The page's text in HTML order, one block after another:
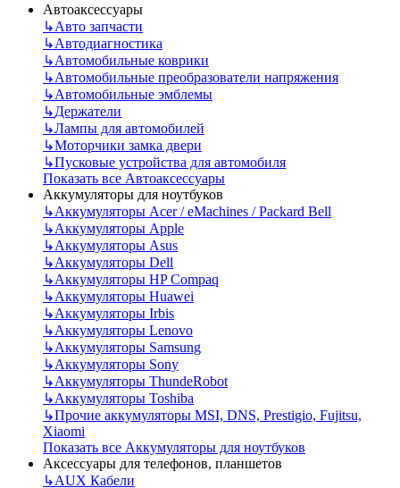
Автоаксессуары
↳Авто запчасти
↳Автодиагностика
↳Автомобильные коврики
↳Автомобильные преобразователи напряжения
↳Автомобильные эмблемы
↳Держатели
↳Лампы для автомобилей
↳Моторчики замка двери
↳Пусковые устройства для автомобиля
Показать все Автоаксессуары
Аккумуляторы для ноутбуков
↳Аккумуляторы Acer / eMachines / Packard Bell
↳Аккумуляторы Apple
↳Аккумуляторы Asus
↳Аккумуляторы Dell
↳Аккумуляторы HP Compaq
↳Аккумуляторы Huawei
↳Аккумуляторы Irbis
↳Аккумуляторы Lenovo
↳Аккумуляторы Samsung
↳Аккумуляторы Sony
↳Аккумуляторы ThundeRobot
↳Аккумуляторы Toshiba
↳Прочие аккумуляторы MSI, DNS, Prestigio, Fujitsu,
Xiaomi
Показать все Аккумуляторы для ноутбуков
Аксессуары для телефонов, планшетов
↳AUX Кабели